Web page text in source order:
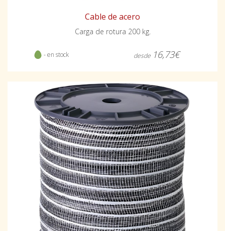
Cable de acero
Carga de rotura 200 kg.
- en stock desde 16,73€